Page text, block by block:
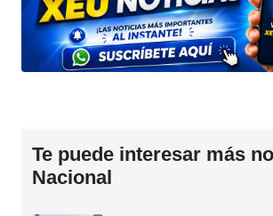
Te puede interesar más
Nacional